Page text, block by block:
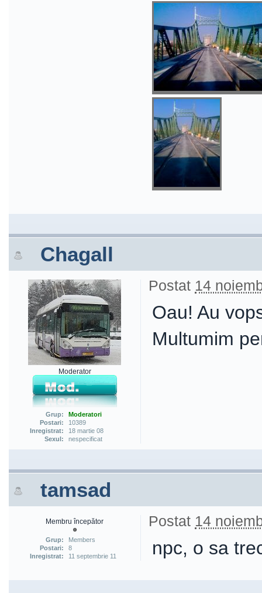
Chagall
Moderator
Grup:
Moderatori
Postari:
10389
Inregistrat:
18 martie 08
Sexul:
nespecificat
Postat 14
Oau! Au
Multumim
tamsad
Membru începător
Grup:
Members
Postari:
8
Inregistrat:
11 septembrie 11
Postat 14
npc, o sa